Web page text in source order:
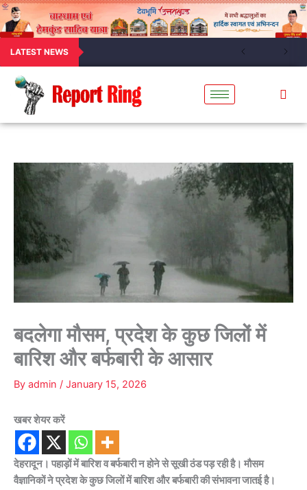
LATEST NEWS
बदलेगा मौसम, प्रदेश के कुछ जिलों में
बारिश और बर्फबारी के आसार
By admin / January 15, 2026
खबर शेयर करें
देहरादून। पहाड़ों में बारिश व बर्फबारी न होने से सूखी ठंड पड़ रही है। मौसम
वैज्ञानिकों ने प्रदेश के कुछ जिलों में बारिश और बर्फबारी की संभावना जातई है।